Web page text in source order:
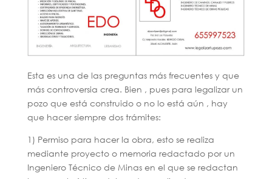
Esta es una de las preguntas más frecuentes y que
más controversia crea. Bien , pues para legalizar un
pozo que está construido o no lo está aún , hay
que hacer siempre dos trámites:
1) Permiso para hacer la obra, esto se realiza
mediante proyecto o memoria redactado por un
Ingeniero Técnico de Minas en el que se redactan